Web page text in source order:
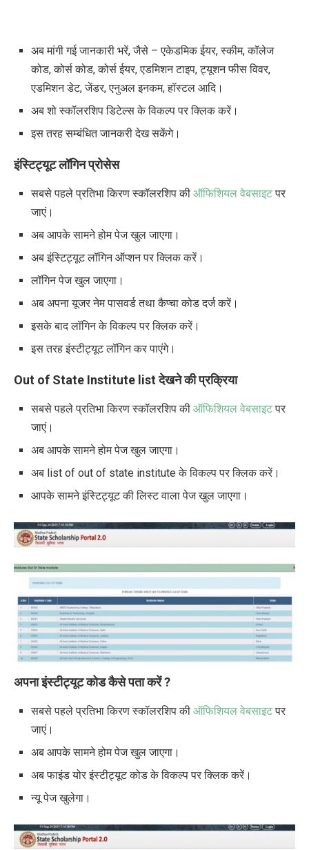
अब मांगी गई जानकारी भरें, जैसे – एकेडमिक ईयर, स्कीम, कॉलेज
कोड, कोर्स कोड, कोर्स ईयर, एडमिशन टाइप, ट्यूशन फीस विवर,
एडमिशन डेट, जेंडर, एनुअल इनकम, हॉस्टल आदि।
अब शो स्कॉलरशिप डिटेल्स के विकल्प पर क्लिक करें।
इस तरह सम्बंधित जानकरी देख सकेंगे।
इंस्टिट्यूट लॉगिन प्रोसेस
सबसे पहले प्रतिभा किरण स्कॉलरशिप की ऑफिशियल वेबसाइटपर
जाएं।
अब आपके सामने होम पेज खुल जाएगा।
अब इंस्टिट्यूट लॉगिन ऑप्शन पर क्लिक करें।
लॉगिन पेज खुल जाएगा।
अब अपना यूजर नेम पासवर्ड तथा कैप्चा कोड दर्ज करें।
इसके बाद लॉगिन के विकल्प पर क्लिक करें।
इस तरह इंस्टीट्यूट लॉगिन कर पाएंगे।
Out of State Institute list देखने की प्रक्रिया
सबसे पहले प्रतिभा किरण स्कॉलरशिप की ऑफिशियल वेबसाइटपर
जाएं।
अब आपके सामने होम पेज खुल जाएगा।
अब list of out of state institute के विकल्प पर क्लिक करें।
आपके सामने इंस्टिट्यूट की लिस्ट वाला पेज खुल जाएगा।
अपना इंस्टीट्यूट कोड कैसे पता करें?
सबसे पहले प्रतिभा किरण स्कॉलरशिप की ऑफिशियल वेबसाइटपर
जाएं।
अब आपके सामने होम पेज खुल जाएगा।
अब फाइंड योर इंस्टीट्यूट कोड के विकल्प पर क्लिक करें।
न्यू पेज खुलेगा।